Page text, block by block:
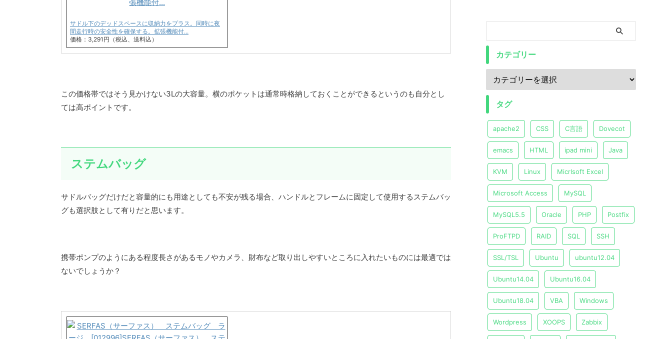
サドル下のデッドスペースに収納力をプラス。同時に夜
間走行時の安全性を確保する。拡張機能付...
価格：3,291円（税込、送料込）
この価格帯ではそう見かけない3Lの大容量。横のポケットは通常時格納しておくことができるというのも自分とし
ては高ポイントです。
ステムバッグ
サドルバッグだけだと容量的にも用途としても不安が残る場合、ハンドルとフレームに固定して使用するステムバッ
グも選択肢として有りだと思います。
携帯ポンプのようにある程度長さがあるモノやカメラ、財布など取り出しやすいところに入れたいものには最適では
ないでしょうか？
カテゴリー
タグ
apache2 CSS C言語 Dovecot
emacs HTML ipad mini Java
KVM Linux Micrlsoft Excel
Microsoft Access MySQL
MySQL5.5 Oracle PHP Postfix
ProFTPD RAID SQL SSH
SSL/TSL Ubuntu ubuntu12.04
Ubuntu14.04 Ubuntu16.04
Ubuntu18.04 VBA Windows
Wordpress XOOPS Zabbix